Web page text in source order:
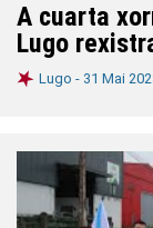
A cuarta
Lugo
Lugo - 31 Mai